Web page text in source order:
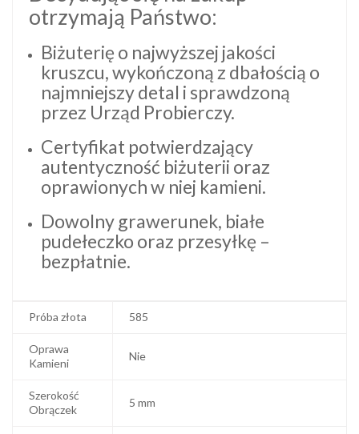
otrzymają Państwo:
Biżuterię o najwyższej jakości
kruszcu, wykończoną z dbałością o
najmniejszy detal i sprawdzoną
przez Urząd Probierczy.
Certyfikat potwierdzający
autentyczność biżuterii oraz
oprawionych w niej kamieni.
Dowolny grawerunek, białe
pudełeczko oraz przesyłkę –
bezpłatnie.
Próba złota 585
Oprawa
Kamieni
Nie
Szerokość
Obrączek
5 mm